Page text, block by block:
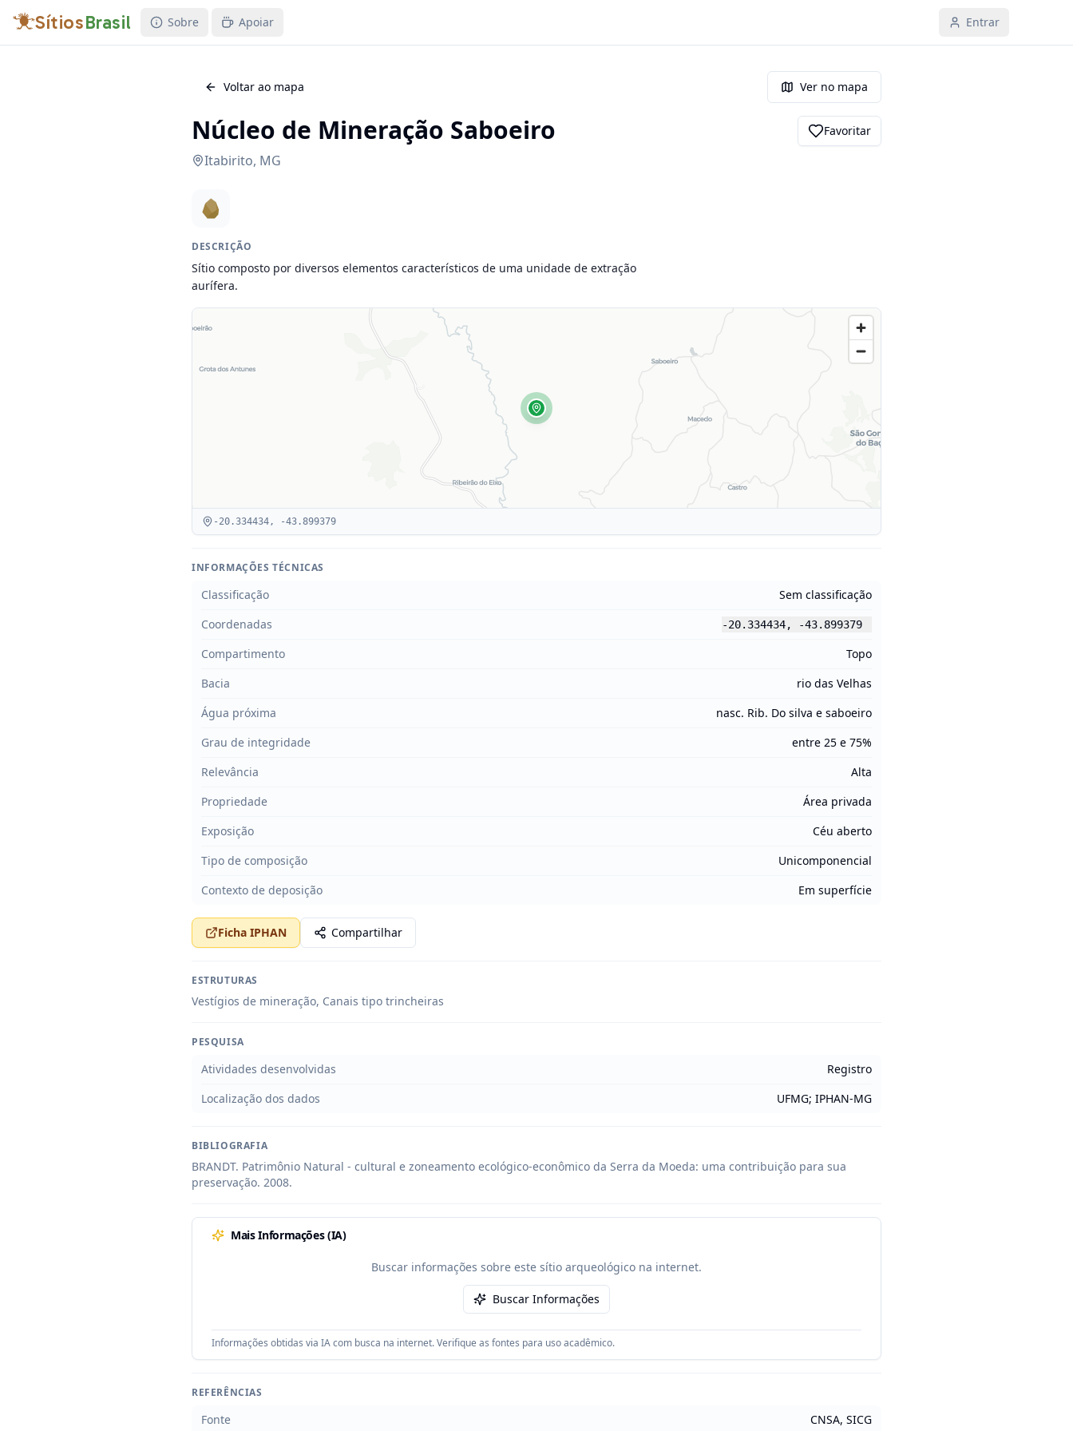
SítiosBrasil Sobre Apoiar Entrar
Voltar ao mapa Ver no mapa
Núcleo de Mineração Saboeiro
Itabirito, MG
Favoritar
DESCRIÇÃO
Sítio composto por diversos elementos característicos de uma unidade de extração
aurífera.
-20.334434, -43.899379
INFORMAÇÕES TÉCNICAS
Classificação
Sem classificação
Coordenadas
-20.334434, -43.899379
Compartimento
Topo
Bacia
rio das Velhas
Água próxima
nasc. Rib. Do silva e saboeiro
Grau de integridade
entre 25 e 75%
Relevância
Alta
Propriedade
Área privada
Exposição
Céu aberto
Tipo de composição
Unicomponencial
Contexto de deposição
Em superfície
Ficha IPHAN Compartilhar
ESTRUTURAS
Vestígios de mineração, Canais tipo trincheiras
PESQUISA
Atividades desenvolvidas
Registro
Localização dos dados
UFMG; IPHAN-MG
BIBLIOGRAFIA
BRANDT. Patrimônio Natural - cultural e zoneamento ecológico-econômico da Serra da Moeda: uma contribuição para sua
preservação. 2008.
Mais Informações (IA)
Buscar informações sobre este sítio arqueológico na internet.
Buscar Informações
Informações obtidas via IA com busca na internet. Verifique as fontes para uso acadêmico.
REFERÊNCIAS
Fonte CNSA, SICG